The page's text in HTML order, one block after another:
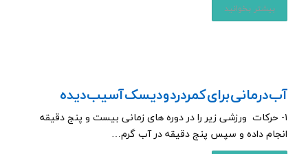
بیشتر بخوانید
آب درمانی برای کمردرد و دیسک آسیب دیده
۱- حرکات ورزشی زیر را در دوره های زمانی بیست و پنج دقیقه
انجام داده و سپس پنج دقیقه در آب گرم…